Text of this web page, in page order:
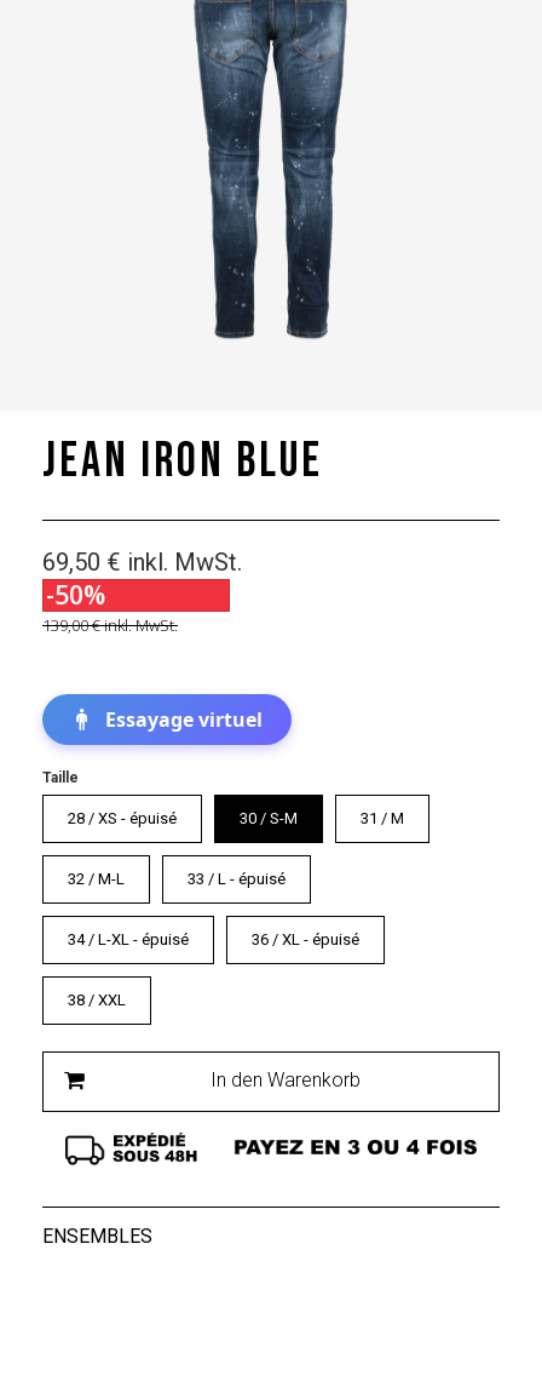
Jean Iron Blue
69,50 € inkl. MwSt.
-50%
139,00 €inkl. MwSt.
Essayage virtuel
Taille
28 / XS - épuisé 30 / S-M 31 / M
32 / M-L 33 / L - épuisé
34 / L-XL - épuisé 36 / XL - épuisé
38 / XXL
In den Warenkorb
ENSEMBLES